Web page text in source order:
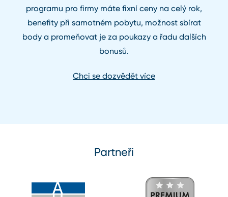
programu pro firmy máte fixní ceny na celý rok,
benefity při samotném pobytu, možnost sbírat
body a promeňovat je za poukazy a řadu dalších
bonusů.
Chci se dozvědět více
Partneři